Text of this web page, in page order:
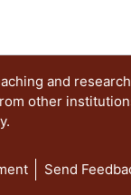
and
other
Send